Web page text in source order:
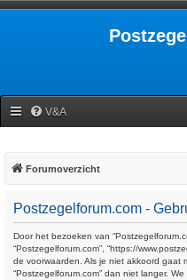
V&A
Forumoverzicht
Postzegelforum.com -
Door het bezoeken van
“Postzegelforum.com”, “https://
de voorwaarden. Als je niet akkoord gaat
“Postzegelforum.com” dan niet langer.